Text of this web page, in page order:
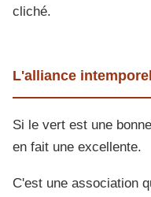
cliché.
L'alliance
Si le vert est une
en fait une excellente.
C'est une association